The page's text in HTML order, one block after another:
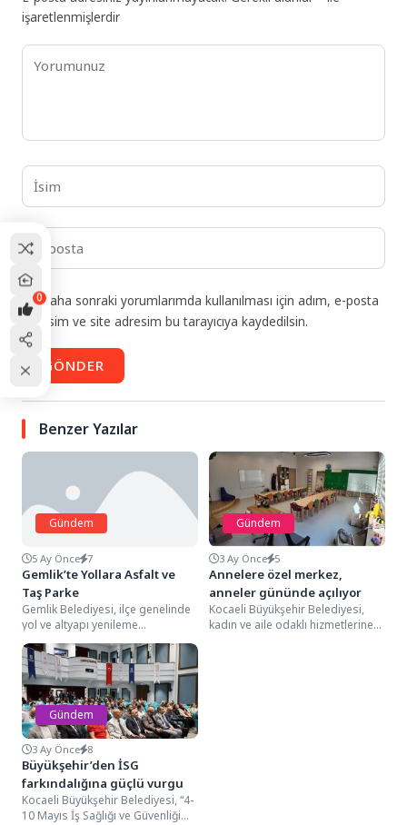
işaretlenmişlerdir
Daha sonraki yorumlarımda kullanılması için adım, e-posta
adresim ve site adresim bu tarayıcıya kaydedilsin.
GÖNDER
Benzer Yazılar
Gündem
5 Ay Önce 7
Gemlik’te Yollara Asfalt ve
Taş Parke
Gemlik Belediyesi, ilçe genelinde
yol ve altyapı yenileme
çalışmalarını hız kesmeden
sürdürüyor.Hamidiye
Mahallesi’nde Zeytinciler
Caddesi,...
Gündem
3 Ay Önce 5
Annelere özel merkez,
anneler gününde açılıyor
Kocaeli Büyükşehir Belediyesi,
kadın ve aile odaklı hizmetlerine
Gündem
3 Ay Önce 8
Büyükşehir’den İSG
farkındalığına güçlü vurgu
Kocaeli Büyükşehir Belediyesi, “4-
10 Mayıs İş Sağlığı ve Güvenliği
0